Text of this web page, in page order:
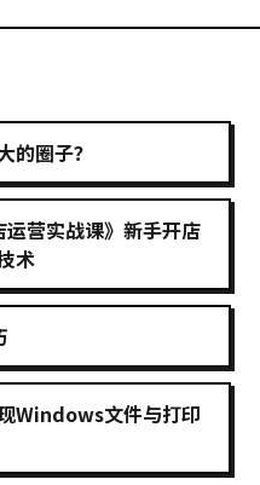
的圈子？
营实战课》新手开店
术
Windows文件与打印